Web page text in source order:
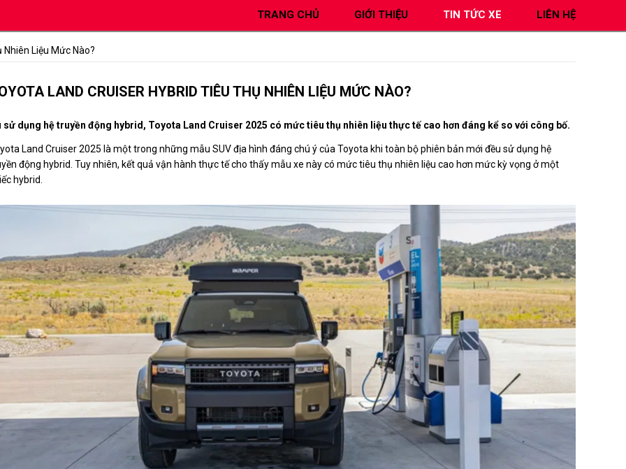
TRANG CHỦ GIỚI THIỆU TIN TỨC XE LIÊN HỆ
Liệu Mức Nào?
LAND CRUISER HYBRID TIÊU THỤ NHIÊN LIỆU MỨC NÀO?
sử dụng hệ truyền động hybrid, Toyota Land Cruiser 2025 có mức tiêu thụ nhiên liệu thực tế cao hơn đáng kể so với công bố.
Land Cruiser 2025 là một trong những mẫu SUV địa hình đáng chú ý của Toyota khi toàn bộ phiên bản mới đều sử dụng hệ
động hybrid. Tuy nhiên, kết quả vận hành thực tế cho thấy mẫu xe này có mức tiêu thụ nhiên liệu cao hơn mức kỳ vọng ở một
hybrid.